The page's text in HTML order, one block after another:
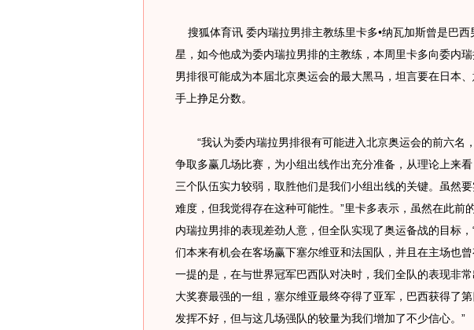
搜狐体育讯 委内瑞拉男排主教练里卡多•纳瓦加斯曾是巴西
星，如今他成为委内瑞拉男排的主教练，本周里卡多向委内
男排很可能成为本届北京奥运会的最大黑马，坦言要在日本
手上挣足分数。
“我认为委内瑞拉男排很有可能进入北京奥运会的前六名
争取多赢几场比赛，为小组出线作出充分准备，从理论上来
三个队伍实力较弱，取胜他们是我们小组出线的关键。虽然
难度，但我觉得存在这种可能性。”里卡多表示，虽然在此前
内瑞拉男排的表现差劲人意，但全队实现了奥运备战的目标
们本来有机会在客场赢下塞尔维亚和法国队，并且在主场也
一提的是，在与世界冠军巴西队对决时，我们全队的表现非
大奖赛最强的一组，塞尔维亚最终夺得了亚军，巴西获得了
发挥不好，但与这几场强队的较量为我们增加了不少信心。”